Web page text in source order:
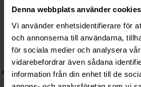
Denna webbplats använder cookies
Vi använder enhetsidentifierare för
och annonserna till användarna,
för sociala medier och analysera
vidarebefordrar även sådana
information från din enhet till de